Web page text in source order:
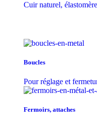
Cuir naturel,
Boucles
Pour réglage et
Fermoirs, attaches